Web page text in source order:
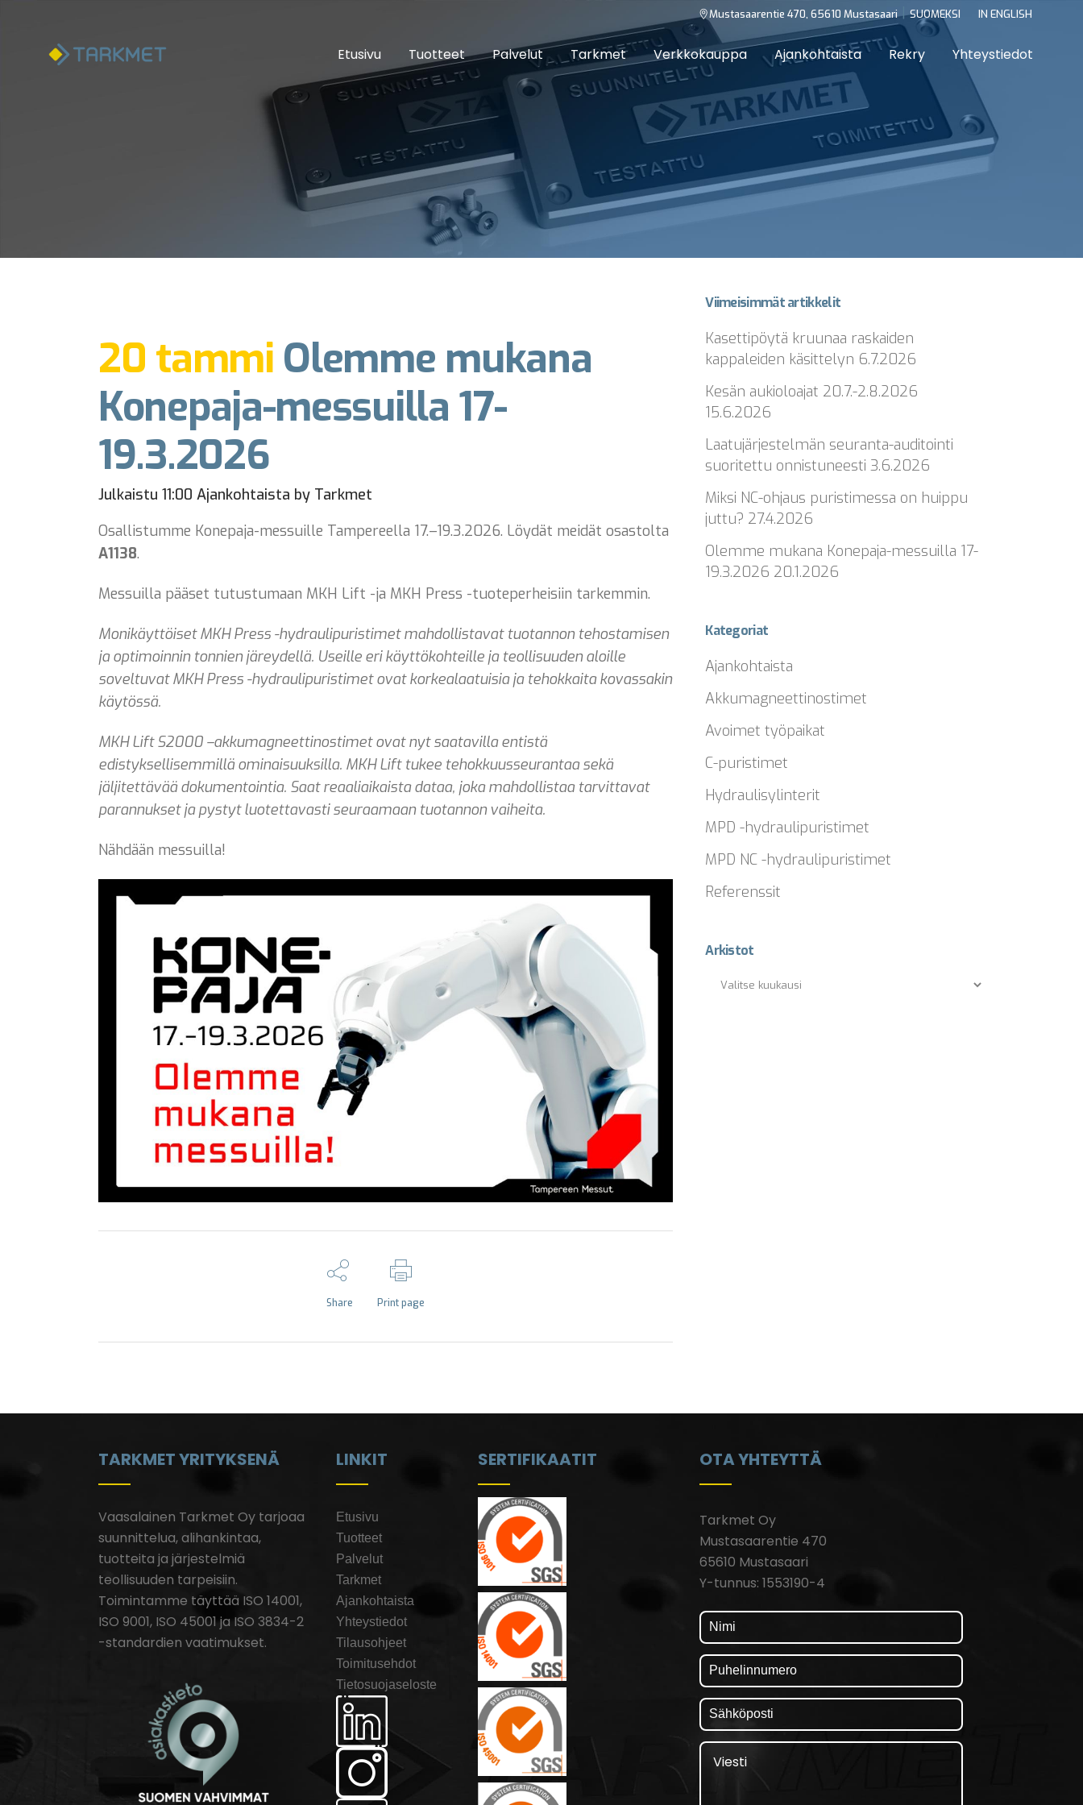
Mustasaarentie 470, 65610 Mustasaari | SUOMEKSI IN ENGLISH
Etusivu Tuotteet Palvelut Tarkmet Verkkokauppa Ajankohtaista Rekry Yhteystiedot
20 tammi Olemme mukana
Konepaja-messuilla 17-
19.3.2026
Julkaistu 11:00 Ajankohtaista by Tarkmet
Osallistumme Konepaja-messuille Tampereella 17.–19.3.2026. Löydät meidät osastolta
A1138.
Messuilla pääset tutustumaan MKH Lift -ja MKH Press -tuoteperheisiin tarkemmin.
Monikäyttöiset MKH Press -hydraulipuristimet mahdollistavat tuotannon tehostamisen
ja optimoinnin tonnien järeydellä. Useille eri käyttökohteille ja teollisuuden aloille
soveltuvat MKH Press -hydraulipuristimet ovat korkealaatuisia ja tehokkaita kovassakin
käytössä.
MKH Lift S2000 –akkumagneettinostimet ovat nyt saatavilla entistä
edistyksellisemmillä ominaisuuksilla. MKH Lift tukee tehokkuusseurantaa sekä
jäljitettävää dokumentointia. Saat reaaliaikaista dataa, joka mahdollistaa tarvittavat
parannukset ja pystyt luotettavasti seuraamaan tuotannon vaiheita.
Nähdään messuilla!
Share Print page
Viimeisimmät artikkelit
Kasettipöytä kruunaa raskaiden
kappaleiden käsittelyn 6.7.2026
Kesän aukioloajat 20.7.-2.8.2026
15.6.2026
Laatujärjestelmän seuranta-auditointi
suoritettu onnistuneesti 3.6.2026
Miksi NC-ohjaus puristimessa on huippu
juttu? 27.4.2026
Olemme mukana Konepaja-messuilla 17-
19.3.2026 20.1.2026
Kategoriat
Ajankohtaista
Akkumagneettinostimet
Avoimet työpaikat
C-puristimet
Hydraulisylinterit
MPD -hydraulipuristimet
MPD NC -hydraulipuristimet
Referenssit
Arkistot
Arkistot
TARKMET YRITYKSENÄ
Vaasalainen Tarkmet Oy tarjoaa
suunnittelua, alihankintaa,
tuotteita ja järjestelmiä
teollisuuden tarpeisiin.
Toimintamme täyttää ISO 14001,
ISO 9001, ISO 45001 ja ISO 3834-2
-standardien vaatimukset.
LINKIT
Etusivu
Tuotteet
Palvelut
Tarkmet
Ajankohtaista
Yhteystiedot
Tilausohjeet
Toimitusehdot
Tietosuojaseloste
SERTIFIKAATIT OTA YHTEYTTÄ
Tarkmet Oy
Mustasaarentie 470
65610 Mustasaari
Y-tunnus: 1553190-4